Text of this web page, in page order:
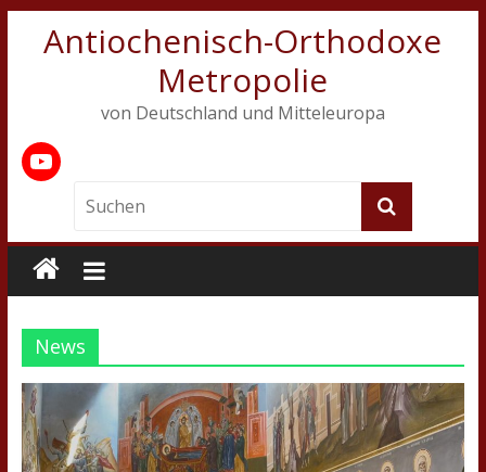
Antiochenisch-Orthodoxe
Metropolie
von Deutschland und Mitteleuropa
News